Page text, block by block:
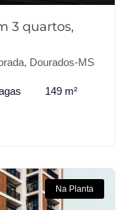
3 quartos,
Dourados-MS
149 m²
Na Planta